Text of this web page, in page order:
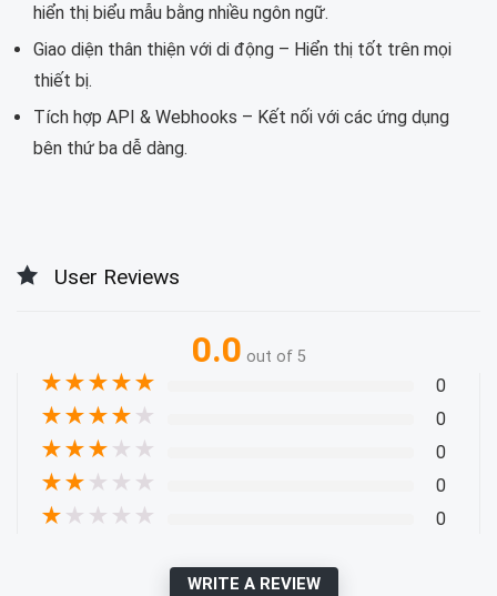
hiển thị biểu mẫu bằng nhiều ngôn ngữ.
Giao diện thân thiện với di động – Hiển thị tốt trên mọi
thiết bị.
Tích hợp API & Webhooks – Kết nối với các ứng dụng
bên thứ ba dễ dàng.
User Reviews
0.0 out of 5
★★★★★ 0
★★★★ ★ 0
★★★ ★ ★ 0
★★ ★ ★ ★ 0
★ ★ ★ ★ ★ 0
WRITE A REVIEW